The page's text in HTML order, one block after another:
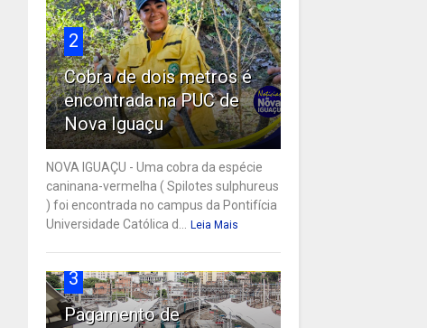
2
Cobra de dois metros é
encontrada na PUC de
Nova Iguaçu
NOVA IGUAÇU - Uma cobra da espécie
caninana-vermelha ( Spilotes sulphureus
) foi encontrada no campus da Pontifícia
Universidade Católica d...
Leia Mais
3
Pagamento de